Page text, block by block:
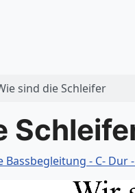
sind die Schleifer
- C- Dur -